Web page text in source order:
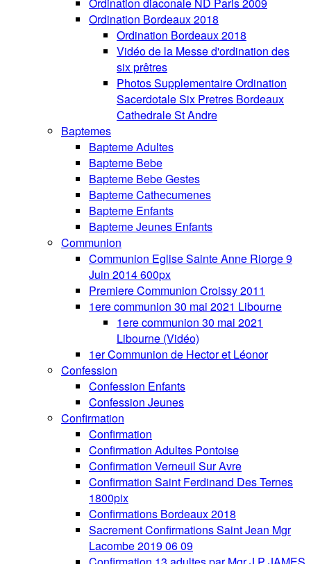
Ordination diaconale ND Paris 2009
Ordination Bordeaux 2018
Ordination Bordeaux 2018
Vidéo de la Messe d'ordination des
six prêtres
Photos Supplementaire Ordination
Sacerdotale Six Pretres Bordeaux
Cathedrale St Andre
Baptemes
Bapteme Adultes
Bapteme Bebe
Bapteme Bebe Gestes
Bapteme Cathecumenes
Bapteme Enfants
Bapteme Jeunes Enfants
Communion
Communion Eglise Sainte Anne Riorge 9
Juin 2014 600px
Premiere Communion Croissy 2011
1ere communion 30 mai 2021 Libourne
1ere communion 30 mai 2021
Libourne (Vidéo)
1er Communion de Hector et Léonor
Confession
Confession Enfants
Confession Jeunes
Confirmation
Confirmation
Confirmation Adultes Pontoise
Confirmation Verneuil Sur Avre
Confirmation Saint Ferdinand Des Ternes
1800pix
Confirmations Bordeaux 2018
Sacrement Confirmations Saint Jean Mgr
Lacombe 2019 06 09